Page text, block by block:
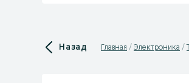
Назад Главная Электроника